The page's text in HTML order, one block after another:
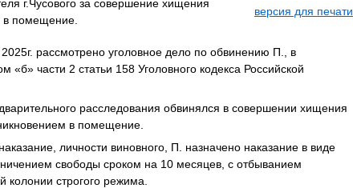
г.Чусового за совершение хищения
в помещение.
версия для печати
рассмотрено уголовное дело по обвинению П., в
части 2 статьи 158 Уголовного кодекса Российской
расследования обвинялся в совершении хищения
в помещение.
личности виновного, П. назначено наказание в виде
свободы сроком на 10 месяцев, с отбыванием
строгого режима.